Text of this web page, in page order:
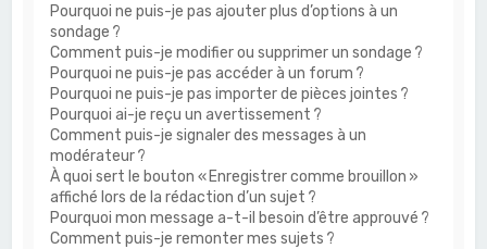
Pourquoi ne puis-je pas ajouter plus d’options à un
sondage ?
Comment puis-je modifier ou supprimer un sondage ?
Pourquoi ne puis-je pas accéder à un forum ?
Pourquoi ne puis-je pas importer de pièces jointes ?
Pourquoi ai-je reçu un avertissement ?
Comment puis-je signaler des messages à un
modérateur ?
À quoi sert le bouton « Enregistrer comme brouillon »
affiché lors de la rédaction d’un sujet ?
Pourquoi mon message a-t-il besoin d’être approuvé ?
Comment puis-je remonter mes sujets ?